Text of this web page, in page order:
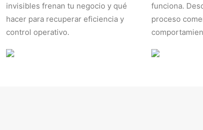
invisibles frenan tu negocio y qué
hacer para recuperar eficiencia y
control operativo.
funciona.
proceso